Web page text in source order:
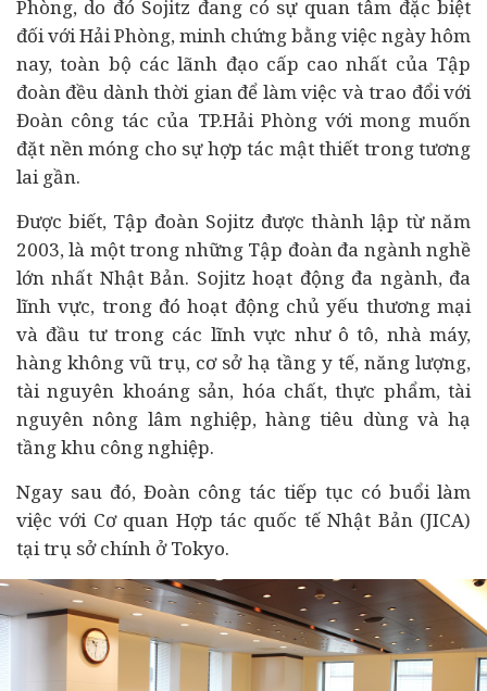
Phòng, do đó Sojitz đang có sự quan tâm đặc biệt
đối với Hải Phòng, minh chứng bằng việc ngày hôm
nay, toàn bộ các lãnh đạo cấp cao nhất của Tập
đoàn đều dành thời gian để làm việc và trao đổi với
Đoàn công tác của TP.Hải Phòng với mong muốn
đặt nền móng cho sự hợp tác mật thiết trong tương
lai gần.
Được biết, Tập đoàn Sojitz được thành lập từ năm
2003, là một trong những Tập đoàn đa ngành nghề
lớn nhất Nhật Bản. Sojitz hoạt động đa ngành, đa
lĩnh vực, trong đó hoạt động chủ yếu thương mại
và đầu tư trong các lĩnh vực như ô tô, nhà máy,
hàng không vũ trụ, cơ sở hạ tầng y tế, năng lượng,
tài nguyên khoáng sản, hóa chất, thực phẩm, tài
nguyên nông lâm nghiệp, hàngtiêu dùngvà hạ
tầng khu công nghiệp.
Ngay sau đó, Đoàn công tác tiếp tục có buổi làm
việc với Cơ quan Hợp tác quốc tế Nhật Bản (JICA)
tại trụ sở chính ở Tokyo.